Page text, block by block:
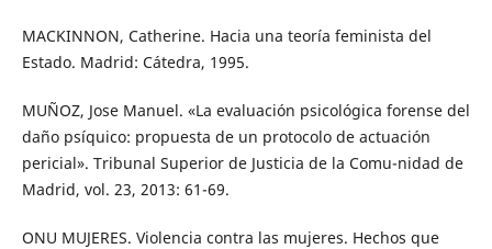
MACKINNON, Catherine. Hacia una teoría feminista del
Estado. Madrid: Cátedra, 1995.
MUÑOZ, Jose Manuel. «La evaluación psicológica forense del
daño psíquico: propuesta de un protocolo de actuación
pericial». Tribunal Superior de Justicia de la Comu-nidad de
Madrid, vol. 23, 2013: 61-69.
ONU MUJERES. Violencia contra las mujeres. Hechos que